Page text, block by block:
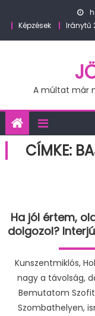
Képzések
Iránytű
A múltat már
CÍMKE:
Ha jól értem,
dolgozol?
Kunszentmiklós,
nagy a távolság,
Bemutatom
Szombathelyen,